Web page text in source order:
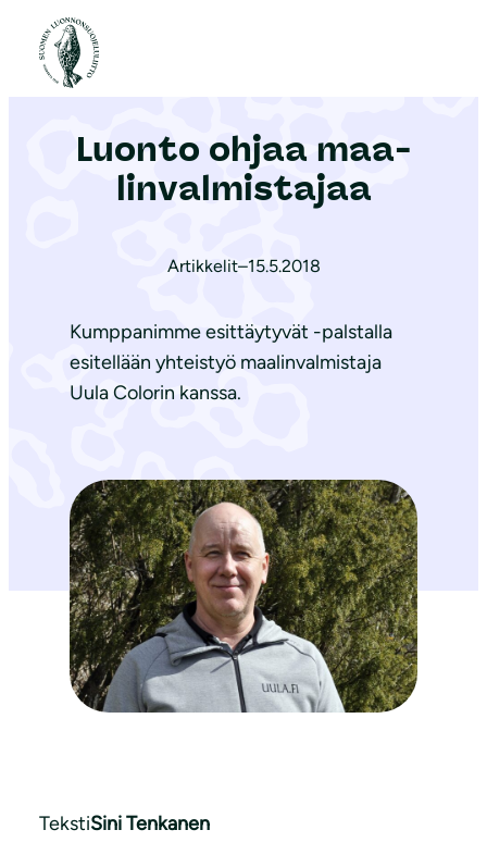
Etusivu
Luonto ohjaa maa­
lin­val­mis­ta­jaa
Artikkelit–15.5.2018
Kumppanimme esittäytyvät -palstalla
esitellään yhteistyö maalinvalmistaja
Uula Colorin kanssa.
TekstiSini Tenkanen